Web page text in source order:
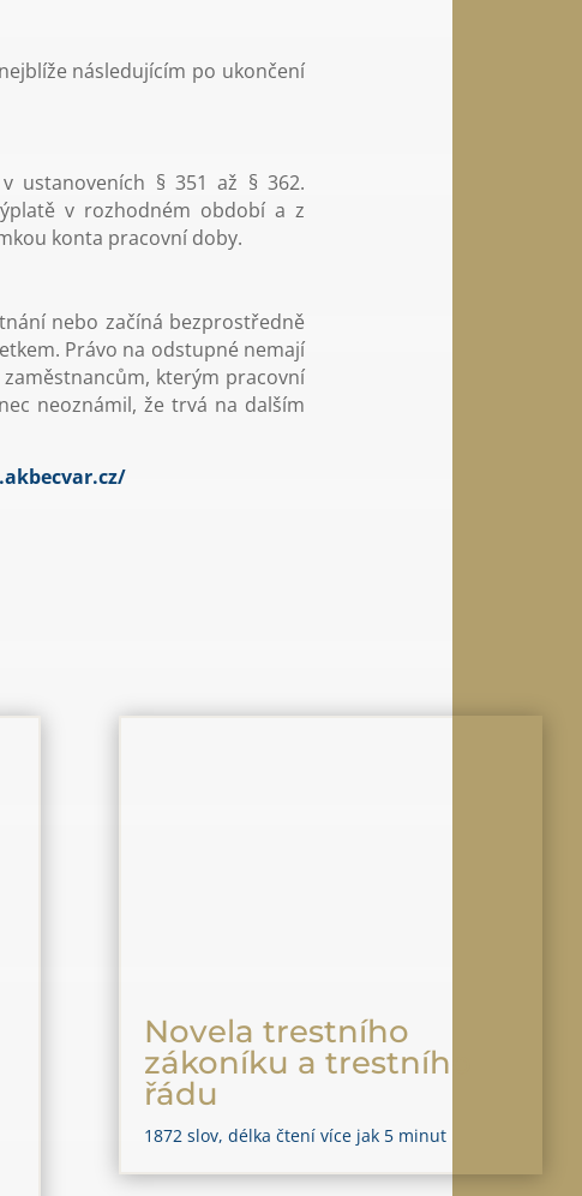
následujícím po ukončení
ustanoveních § 351 až § 362.
v rozhodném období a z
konta pracovní doby.
nebo začíná bezprostředně
Právo na odstupné nemají
kterým pracovní
neoznámil, že trvá na dalším
Novela trestního
zákoníku a trestního
řádu
1872 slov, délka čtení více jak 5 minut